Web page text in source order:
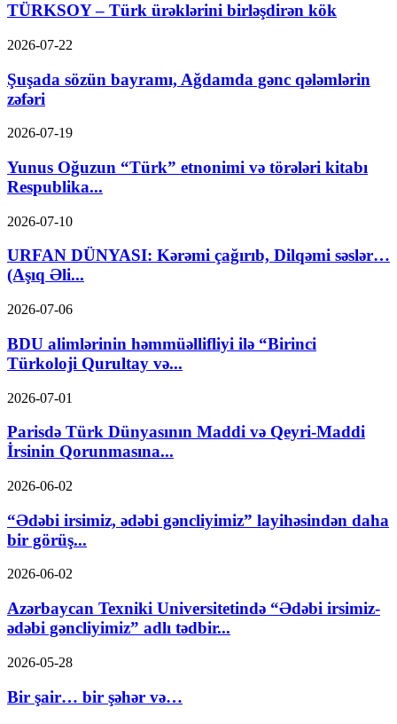
TÜRKSOY – Türk ürəklərini birləşdirən kök
2026-07-22
Şuşada sözün bayramı, Ağdamda gənc qələmlərin
zəfəri
2026-07-19
Yunus Oğuzun “Türk” etnonimi və törələri kitabı
Respublika...
2026-07-10
URFAN DÜNYASI: Kərəmi çağırıb, Dilqəmi səslər…
(Aşıq Əli...
2026-07-06
BDU alimlərinin həmmüəllifliyi ilə “Birinci
Türkoloji Qurultay və...
2026-07-01
Parisdə Türk Dünyasının Maddi və Qeyri-Maddi
İrsinin Qorunmasına...
2026-06-02
“Ədəbi irsimiz, ədəbi gəncliyimiz” layihəsindən daha
bir görüş...
2026-06-02
Azərbaycan Texniki Universitetində “Ədəbi irsimiz-
ədəbi gəncliyimiz” adlı tədbir...
2026-05-28
Bir şair… bir şəhər və…